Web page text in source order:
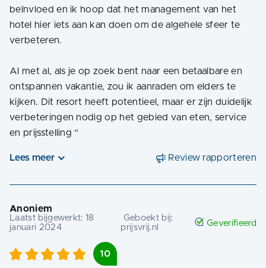
beïnvloed en ik hoop dat het management van het
hotel hier iets aan kan doen om de algehele sfeer te
verbeteren.
Al met al, als je op zoek bent naar een betaalbare en
ontspannen vakantie, zou ik aanraden om elders te
kijken. Dit resort heeft potentieel, maar er zijn duidelijk
verbeteringen nodig op het gebied van eten, service
en prijsstelling “
Lees meer Review rapporteren
Anoniem
Laatst bijgewerkt: 18
januari 2024
Geboekt bij:
prijsvrij.nl
Geverifieerd
10